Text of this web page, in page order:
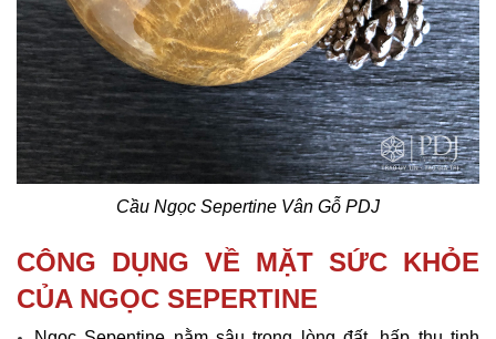
Cầu Ngọc Sepertine Vân Gỗ PDJ
CÔNG DỤNG VỀ MẶT SỨC KHỎE
CỦA NGỌC SEPERTINE